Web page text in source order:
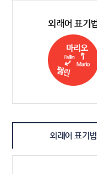
외래어 표기
외래어 표기법